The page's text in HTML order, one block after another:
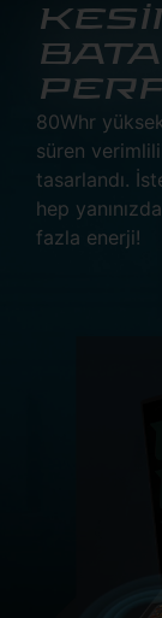
80Whr
süren
tasarlandı.
hep
fazla enerji!